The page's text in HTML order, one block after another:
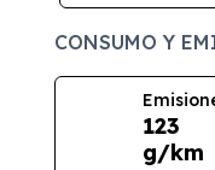
CONSUMO Y
123
g/km